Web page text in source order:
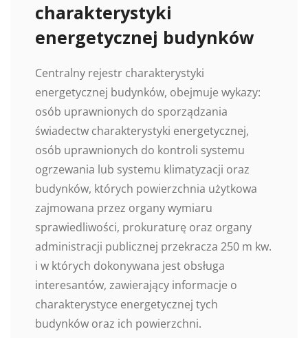
charakterystyki
energetycznej budynków
Centralny rejestr charakterystyki
energetycznej budynków, obejmuje wykazy:
osób uprawnionych do sporządzania
świadectw charakterystyki energetycznej,
osób uprawnionych do kontroli systemu
ogrzewania lub systemu klimatyzacji oraz
budynków, których powierzchnia użytkowa
zajmowana przez organy wymiaru
sprawiedliwości, prokuraturę oraz organy
administracji publicznej przekracza 250 m kw.
i w których dokonywana jest obsługa
interesantów, zawierający informacje o
charakterystyce energetycznej tych
budynków oraz ich powierzchni.